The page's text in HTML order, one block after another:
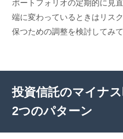
ポートフォリオの定期的に見
端に変わっているときはリス
保つための調整を検討してみて
投資信託のマイナ
2つのパターン